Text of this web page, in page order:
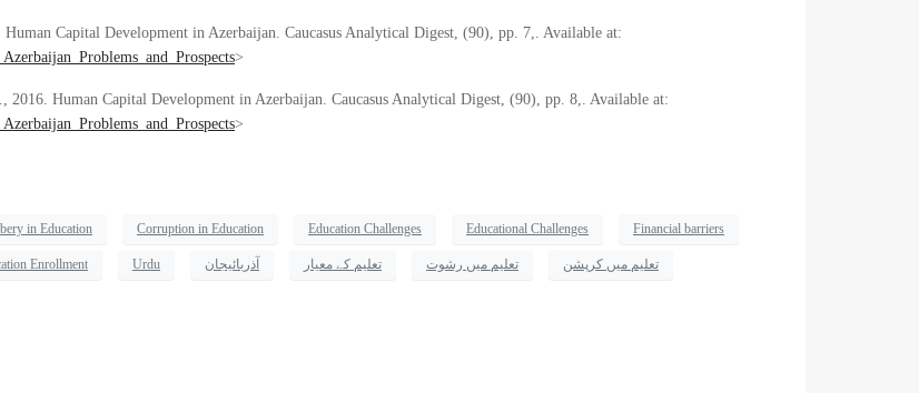
Capital Development in Azerbaijan. Caucasus Analytical Digest, (90), pp. 7,. Available at:
>
Human Capital Development in Azerbaijan. Caucasus Analytical Digest, (90), pp. 8,. Available at:
>
in Education Corruption in Education Education Challenges Educational Challenges Financial barriers
Enrollment Urdu آذربائیجان تعلیم کے معیار تعلیم میں رشوت تعلیم میں کرپشن